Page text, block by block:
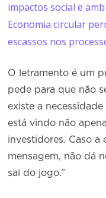
impactos social e
Economia circular
escassos nos
O letramento é um
pede para que não
existe a
está vindo não
investidores. Caso a
mensagem, não dá
sai do jogo.”